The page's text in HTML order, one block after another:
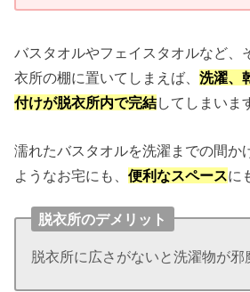
バスタオルやフェイスタオルなど、
衣所の棚に置いてしまえば、洗濯、
付けが脱衣所内で完結してしまいま
濡れたバスタオルを洗濯までの間か
ようなお宅にも、便利なスペースに
脱衣所のデメリット
脱衣所に広さがないと洗濯物が邪